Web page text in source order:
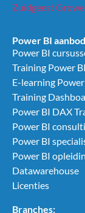
Zuidgeest
Power BI aanbod
Power BI
Training Power
E-learning
Training
Power BI DAX
Power BI
Power BI
Power BI
Datawarehouse
Licenties
Branches: